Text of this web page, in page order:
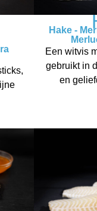
Hake -
Een witvis
gebruikt in
en